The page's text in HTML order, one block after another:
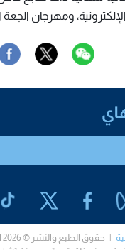
ومهرجان الجعة